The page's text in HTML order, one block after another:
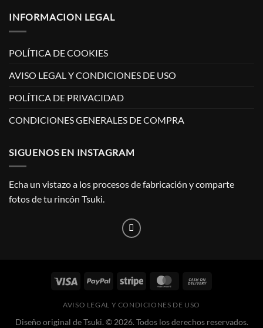
INFORMACION LEGAL
POLÍTICA DE COOKIES
AVISO LEGAL Y CONDICIONES DE USO
POLÍTICA DE PRIVACIDAD
CONDICIONES GENERALES DE COMPRA
SIGUENOS EN INSTAGRAM
Echa un vistazo a los procesos de fabricación y comparte
fotos de tu rincón Tsuki.
AVISO LEGAL Y CONDICIONES DE USO
Diseño original de Tsuki. © 2026. Todos los derechos reservados.